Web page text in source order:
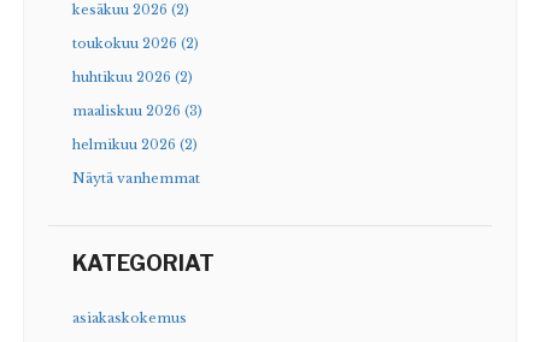
kesäkuu 2026 (2)
toukokuu 2026 (2)
huhtikuu 2026 (2)
maaliskuu 2026 (3)
helmikuu 2026 (2)
Näytä vanhemmat
KATEGORIAT
asiakaskokemus